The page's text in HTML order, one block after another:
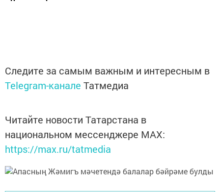
Следите за самым важным и интересным в
Telegram-канале Татмедиа
Читайте новости Татарстана в
национальном мессенджере MАХ:
https://max.ru/tatmedia